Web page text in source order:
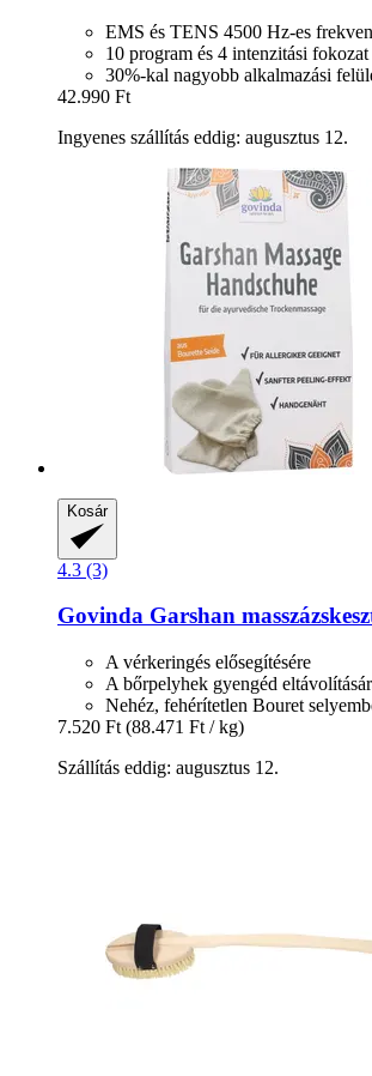
EMS és TENS 4500 Hz-es
10 program és 4 intenzitási fokozat
30%-kal nagyobb alkalmazási
42.990 Ft
Ingyenes szállítás eddig: augusztus 12.
Kosár
4.3 (3)
Govinda Garshan
A vérkeringés elősegítésére
A bőrpelyhek gyengéd
Nehéz, fehérítetlen Bouret
7.520 Ft (88.471 Ft / kg)
Szállítás eddig: augusztus 12.